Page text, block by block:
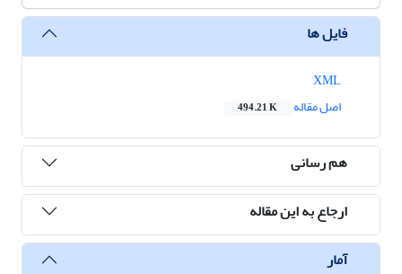
فایل ها
اصل مقاله
494.21 K
هم رسانی
ارجاع به این مقاله
آمار